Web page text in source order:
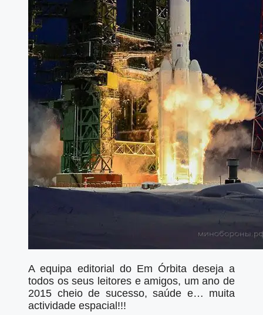
A equipa editorial do Em Órbita deseja a
todos os seus leitores e amigos, um ano de
2015 cheio de sucesso, saúde e… muita
actividade espacial!!!